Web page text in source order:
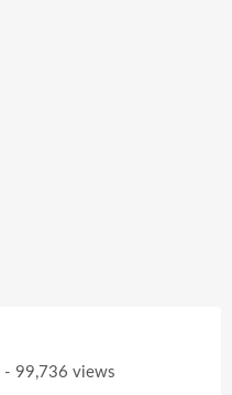
- 99,736 views